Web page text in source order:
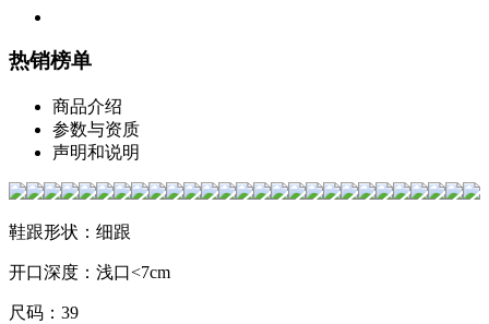
热销榜单
商品介绍
参数与资质
声明和说明
鞋跟形状：细跟
开口深度：浅口<7cm
尺码：39